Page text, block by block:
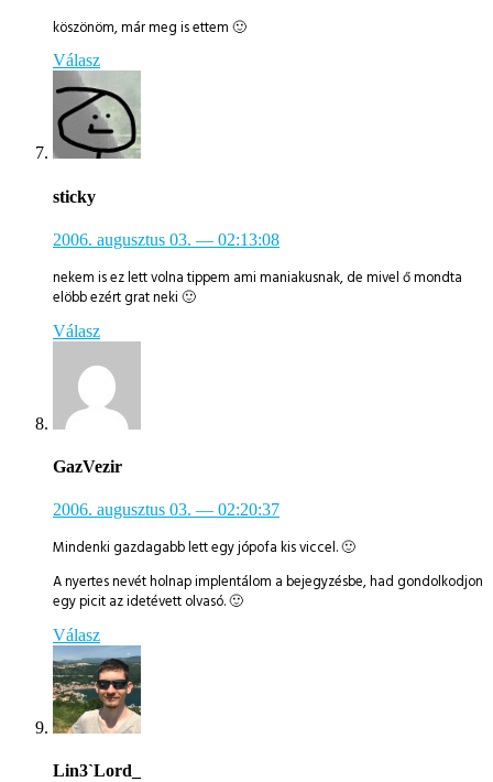
köszönöm, már meg is ettem 🙂
Válasz
sticky
2006. augusztus 03. — 02:13:08
nekem is ez lett volna tippem ami maniakusnak, de mivel ő mondta
elöbb ezért grat neki 🙂
Válasz
GazVezir
2006. augusztus 03. — 02:20:37
Mindenki gazdagabb lett egy jópofa kis viccel. 🙂
A nyertes nevét holnap implentálom a bejegyzésbe, had gondolkodjon
egy picit az idetévett olvasó. 🙂
Válasz
Lin3`Lord_